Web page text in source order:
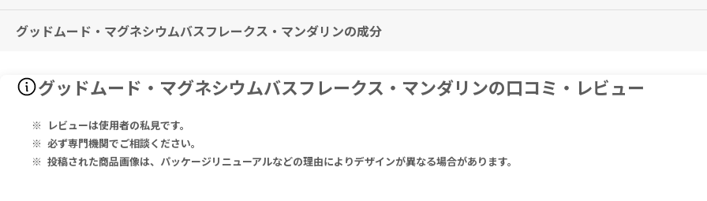
特に副作用は報告されておりませんが、異常を感じた際はただちに使用を中止し、医師の診察をお受けください。
グッドムード・マグネシウムバスフレークス・マンダリンの成分
グッドムード・マグネシウムバスフレークス・マンダリンの口コミ・レビュー
レビューは使用者の私見です。
必ず専門機関でご相談ください。
投稿された商品画像は、パッケージリニューアルなどの理由によりデザインが異なる場合があります。